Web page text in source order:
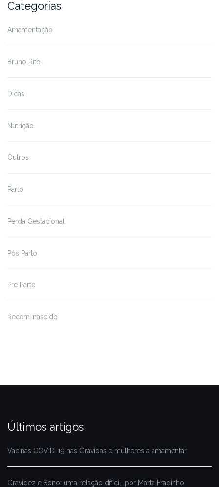
Categorias
Amamentação
Bruno Rito
Dicas
Nutrição
Outros
Parto
Perda Gestacional
Pós Parto
Pré Parto
Recém-nascido
Últimos artigos
Vacinas COVID-19 nas Grávidas e mulheres a amamentar
Gravidez e Sono: uma relação difícil, por Marta Fradinho